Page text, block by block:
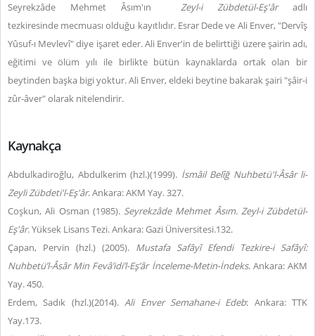
Seyrekzâde Mehmet Âsım'ın
Zeyl-i Zübdetül-Eş'âradlı
tezkiresinde mecmuası olduğu kayıtlıdır. Esrar Dede ve Ali Enver, "Dervîş
Yûsuf-ı Mevlevî" diye işaret eder. Ali Enver'in de belirttiği üzere şairin adı,
eğitimi ve ölüm yılı ile birlikte bütün kaynaklarda ortak olan bir
beytinden başka bigi yoktur. Ali Enver, eldeki beytine bakarak şairi "şâir-i
zûr-âver" olarak nitelendirir.
Kaynakça
Abdulkadiroğlu, Abdulkerim (hzl.)(1999). İsmâil Belîğ Nuhbetü'l-Âsâr li-
Zeyli Zübdeti'l-Eş'âr. Ankara: AKM Yay. 327.
Coşkun, Ali Osman (1985). Seyrekzâde Mehmet Âsım. Zeyl-i Zübdetül-
Eş'âr. Yüksek Lisans Tezi. Ankara: Gazi Üniversitesi.132.
Çapan, Pervin (hzl.) (2005). Mustafa Safâyî Efendi
Tezkire-i Safâyî:
Nuhbetü’l-Âsâr Min Fevâ’idi’l-Eş’âr İnceleme-Metin-İndeks. Ankara: AKM
Yay. 450.
Erdem, Sadık (hzl.)(2014).Ali Enver Semahane-i Edeb: Ankara: TTK
Yay.173.